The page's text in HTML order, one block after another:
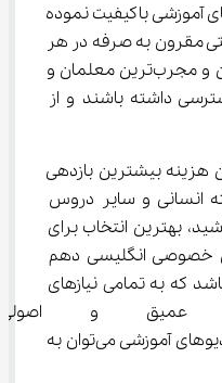
آموزشی باکیفیت نموده
مقرون به صرفه در هر
جای کشور که هستند، به برترین و مجرب‌ترین معلمان و
داشته باشند و از
کمترین هزینه بیشترین بازدهی
انسانی و سایر دروس
بهترین انتخاب برای
خصوصی انگلیسی دهم
مدرسه مجازی آی نو می‌باشد که به تمامی نیازهای
عمیق و
‌دهد. از جمله ویژگی‌های این ویدیوهای آموزشی می‌توان به